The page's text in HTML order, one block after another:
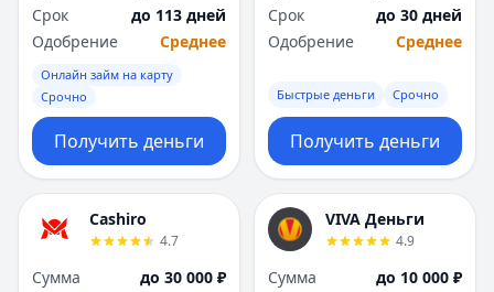
Срок
до 113 дней
Одобрение
Среднее
Онлайн займ на карту
Срочно
Получить деньги
Срок
до 30 дней
Одобрение
Среднее
Быстрые деньги Срочно
Получить деньги
Cashiro
4.7
Сумма
до 30 000 ₽
VIVA Деньги
4.9
Сумма
до 10 000 ₽